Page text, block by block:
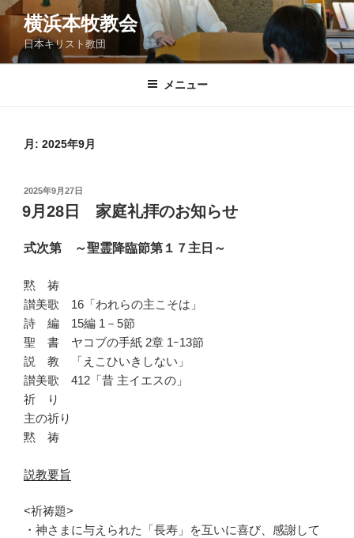
コ
ン
横浜本牧教会
日本キリスト教団
メニュー
月: 2025年9月
投
稿
日:
2025年9月27日
9月28日 家庭礼拝のお知らせ
式次第 ～聖霊降臨節第１７主日～
黙 祷
讃美歌 16「われらの主こそは」
詩 編 15編 1－5節
聖 書 ヤコブの手紙 2章 1ｰ13節
説 教 「えこひいきしない」
讃美歌 412「昔 主イエスの」
祈 り
主の祈り
黙 祷
説教要旨
<祈祷題>
・神さまに与えられた「長寿」を互いに喜び、感謝して